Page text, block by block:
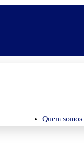
Quem somos